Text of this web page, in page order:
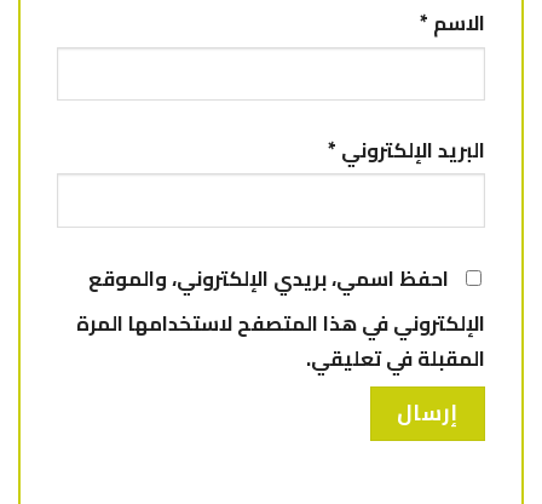
الاسم*
البريد الإلكتروني*
احفظ اسمي، بريدي الإلكتروني، والموقع
الإلكتروني في هذا المتصفح لاستخدامها المرة
المقبلة في تعليقي.